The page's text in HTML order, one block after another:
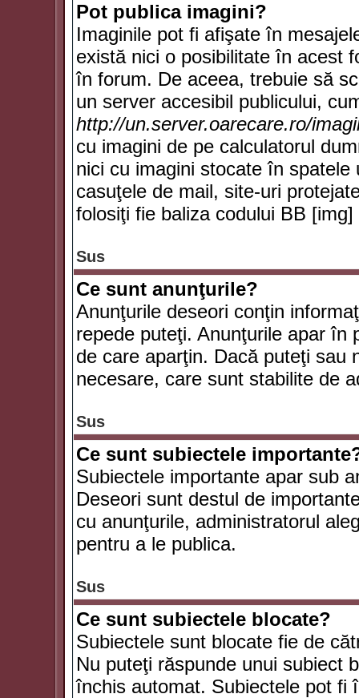
Pot publica imagini?
Imaginile pot fi afişate în
există nici o posibilitate în acest
în forum. De aceea, trebuie să
un server accesibil publicului,
http://un.server.oarecare.ro/
cu imagini de pe calculatorul
nici cu imagini stocate în
casuţele de mail, site-uri
folosiţi fie baliza codului BB
Sus
Ce sunt anunţurile?
Anunţurile deseori conţin
repede puteţi. Anunţurile apar în
de care aparţin. Dacă puteţi sau
necesare, care sunt stabilite de
Sus
Ce sunt subiectele
Subiectele importante apar sub
Deseori sunt destul de
cu anunţurile, administratorul
pentru a le publica.
Sus
Ce sunt subiectele blocate?
Subiectele sunt blocate fie de
Nu puteţi răspunde unui subiect
închis automat. Subiectele pot fi